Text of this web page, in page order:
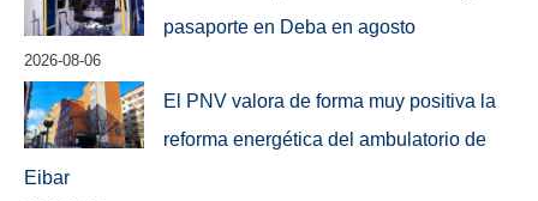
pasaporte en Deba en agosto
2026-08-06
El PNV valora de forma muy positiva la
reforma energética del ambulatorio de
Eibar